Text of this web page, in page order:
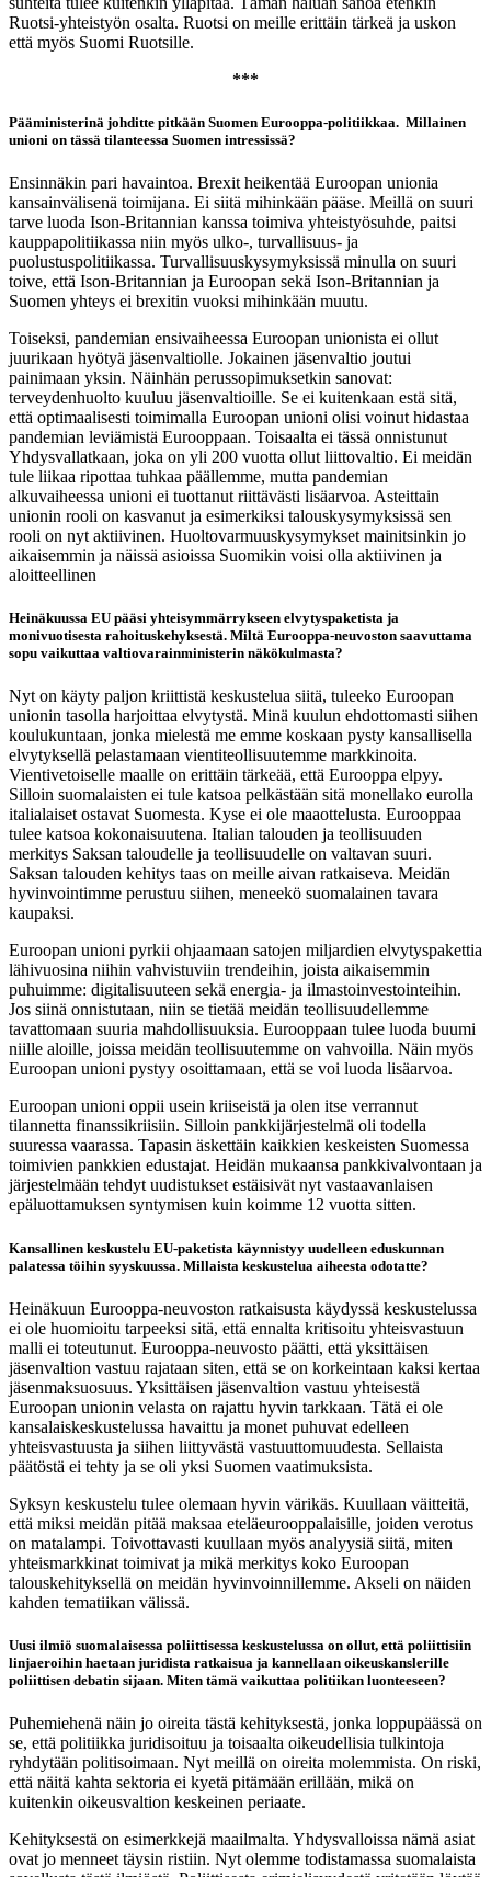
Ruotsi-yhteistyön osalta. Ruotsi on meille erittäin tärkeä ja uskon
että myös Suomi Ruotsille.
***
Pääministerinä johditte pitkään Suomen Eurooppa-politiikkaa. Millainen
unioni on tässä tilanteessa Suomen intressissä?
Ensinnäkin pari havaintoa. Brexit heikentää Euroopan unionia
kansainvälisenä toimijana. Ei siitä mihinkään pääse. Meillä on suuri
tarve luoda Ison-Britannian kanssa toimiva yhteistyösuhde, paitsi
kauppapolitiikassa niin myös ulko-, turvallisuus- ja
puolustuspolitiikassa. Turvallisuuskysymyksissä minulla on suuri
toive, että Ison-Britannian ja Euroopan sekä Ison-Britannian ja
Suomen yhteys ei brexitin vuoksi mihinkään muutu.
Toiseksi, pandemian ensivaiheessa Euroopan unionista ei ollut
juurikaan hyötyä jäsenvaltiolle. Jokainen jäsenvaltio joutui
painimaan yksin. Näinhän perussopimuksetkin sanovat:
terveydenhuolto kuuluu jäsenvaltioille. Se ei kuitenkaan estä sitä,
että optimaalisesti toimimalla Euroopan unioni olisi voinut hidastaa
pandemian leviämistä Eurooppaan. Toisaalta ei tässä onnistunut
Yhdysvallatkaan, joka on yli 200 vuotta ollut liittovaltio. Ei meidän
tule liikaa ripottaa tuhkaa päällemme, mutta pandemian
alkuvaiheessa unioni ei tuottanut riittävästi lisäarvoa. Asteittain
unionin rooli on kasvanut ja esimerkiksi talouskysymyksissä sen
rooli on nyt aktiivinen. Huoltovarmuuskysymykset mainitsinkin jo
aikaisemmin ja näissä asioissa Suomikin voisi olla aktiivinen ja
aloitteellinen
Heinäkuussa EU pääsi yhteisymmärrykseen elvytyspaketista ja
monivuotisesta rahoituskehyksestä. Miltä Eurooppa-neuvoston saavuttama
sopu vaikuttaa valtiovarainministerin näkökulmasta?
Nyt on käyty paljon kriittistä keskustelua siitä, tuleeko Euroopan
unionin tasolla harjoittaa elvytystä. Minä kuulun ehdottomasti siihen
koulukuntaan, jonka mielestä me emme koskaan pysty kansallisella
elvytyksellä pelastamaan vientiteollisuutemme markkinoita.
Vientivetoiselle maalle on erittäin tärkeää, että Eurooppa elpyy.
Silloin suomalaisten ei tule katsoa pelkästään sitä monellako eurolla
italialaiset ostavat Suomesta. Kyse ei ole maaottelusta. Eurooppaa
tulee katsoa kokonaisuutena. Italian talouden ja teollisuuden
merkitys Saksan taloudelle ja teollisuudelle on valtavan suuri.
Saksan talouden kehitys taas on meille aivan ratkaiseva. Meidän
hyvinvointimme perustuu siihen, meneekö suomalainen tavara
kaupaksi.
Euroopan unioni pyrkii ohjaamaan satojen miljardien elvytyspakettia
lähivuosina niihin vahvistuviin trendeihin, joista aikaisemmin
puhuimme: digitalisuuteen sekä energia- ja ilmastoinvestointeihin.
Jos siinä onnistutaan, niin se tietää meidän teollisuudellemme
tavattomaan suuria mahdollisuuksia. Eurooppaan tulee luoda buumi
niille aloille, joissa meidän teollisuutemme on vahvoilla. Näin myös
Euroopan unioni pystyy osoittamaan, että se voi luoda lisäarvoa.
Euroopan unioni oppii usein kriiseistä ja olen itse verrannut
tilannetta finanssikriisiin. Silloin pankkijärjestelmä oli todella
suuressa vaarassa. Tapasin äskettäin kaikkien keskeisten Suomessa
toimivien pankkien edustajat. Heidän mukaansa pankkivalvontaan ja
järjestelmään tehdyt uudistukset estäisivät nyt vastaavanlaisen
epäluottamuksen syntymisen kuin koimme 12 vuotta sitten.
Kansallinen keskustelu EU-paketista käynnistyy uudelleen eduskunnan
palatessa töihin syyskuussa. Millaista keskustelua aiheesta odotatte?
Heinäkuun Eurooppa-neuvoston ratkaisusta käydyssä keskustelussa
ei ole huomioitu tarpeeksi sitä, että ennalta kritisoitu yhteisvastuun
malli ei toteutunut. Eurooppa-neuvosto päätti, että yksittäisen
jäsenvaltion vastuu rajataan siten, että se on korkeintaan kaksi kertaa
jäsenmaksuosuus. Yksittäisen jäsenvaltion vastuu yhteisestä
Euroopan unionin velasta on rajattu hyvin tarkkaan. Tätä ei ole
kansalaiskeskustelussa havaittu ja monet puhuvat edelleen
yhteisvastuusta ja siihen liittyvästä vastuuttomuudesta. Sellaista
päätöstä ei tehty ja se oli yksi Suomen vaatimuksista.
Syksyn keskustelu tulee olemaan hyvin värikäs. Kuullaan väitteitä,
että miksi meidän pitää maksaa eteläeurooppalaisille, joiden verotus
on matalampi. Toivottavasti kuullaan myös analyysiä siitä, miten
yhteismarkkinat toimivat ja mikä merkitys koko Euroopan
talouskehityksellä on meidän hyvinvoinnillemme. Akseli on näiden
kahden tematiikan välissä.
Uusi ilmiö suomalaisessa poliittisessa keskustelussa on ollut, että poliittisiin
linjaeroihin haetaan juridista ratkaisua ja kannellaan oikeuskanslerille
poliittisen debatin sijaan. Miten tämä vaikuttaa politiikan luonteeseen?
Puhemiehenä näin jo oireita tästä kehityksestä, jonka loppupäässä on
se, että politiikka juridisoituu ja toisaalta oikeudellisia tulkintoja
ryhdytään politisoimaan. Nyt meillä on oireita molemmista. On riski,
että näitä kahta sektoria ei kyetä pitämään erillään, mikä on
kuitenkin oikeusvaltion keskeinen periaate.
Kehityksestä on esimerkkejä maailmalta. Yhdysvalloissa nämä asiat
ovat jo menneet täysin ristiin. Nyt olemme todistamassa suomalaista